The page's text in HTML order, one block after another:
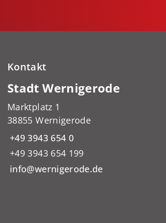
Kontakt
Stadt Wernigerode
Marktplatz 1
38855 Wernigerode
+49 3943 654 0
+49 3943 654 199
info@wernigerode.de